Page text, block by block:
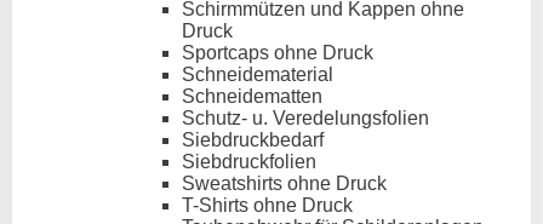
Schirmmützen und Kappen ohne
Druck
Sportcaps ohne Druck
Schneidematerial
Schneidematten
Schutz- u. Veredelungsfolien
Siebdruckbedarf
Siebdruckfolien
Sweatshirts ohne Druck
T-Shirts ohne Druck